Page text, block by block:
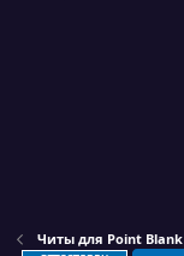
Читы для Point Blank